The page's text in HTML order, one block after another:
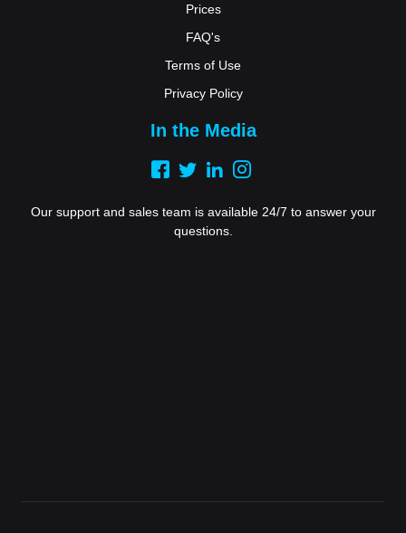
Prices
FAQ's
Terms of Use
Privacy Policy
In the Media
Our support and sales team is available 24/7 to answer your
questions.